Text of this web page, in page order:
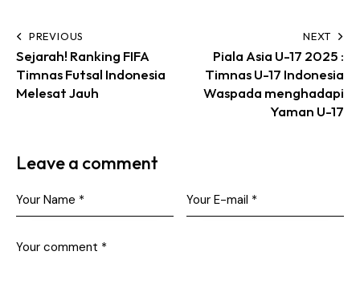
PREVIOUS
Sejarah! Ranking FIFA
Timnas Futsal Indonesia
Melesat Jauh
NEXT
Piala Asia U-17 2025 :
Timnas U-17 Indonesia
Waspada menghadapi
Yaman U-17
Leave a comment